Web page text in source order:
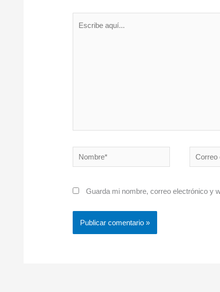
Nombre*
Correo
Guarda mi nombre, correo electrónico y